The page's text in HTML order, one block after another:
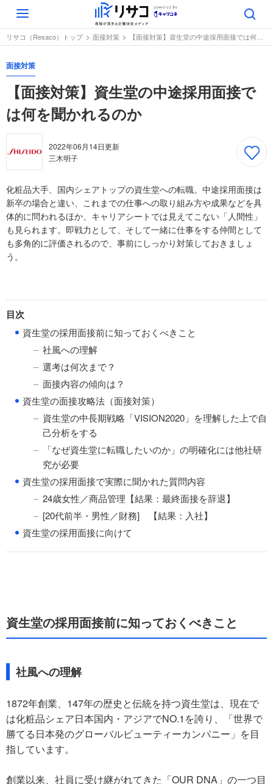
Toggle
navigation
リサコ（Resaco）トップ 面接対策 【面接対策】資生堂の中途採用面接では何を聞かれるのか
面接対策
【面接対策】資生堂の中途採用面接で
は何を聞かれるのか
2022年06月14日更新
三木明子
化粧品大手、国内シェアトップの資生堂への転職。中途採用面接は
新卒の場合と違い、これまでの仕事への取り組み方や成果などを具
体的に問われるほか、キャリアシートでは見えてこない「人間性」
も見られます。即戦力として、そして一緒に仕事をする仲間として
も多角的に評価されるので、事前にしっかり対策しておきましょ
う。
目次
● 資生堂の採用面接前に知っておくべきこと
社風への理解
選考は何次まで？
面接内容の傾向は？
● 資生堂の面接攻略法（面接対策）
資生堂の中長期戦略「VISION2020」を理解した上で自
己分析をする
「なぜ資生堂に転職したいのか」の明確化には他社研
究が必要
● 資生堂の採用面接で実際に聞かれた質問内容
24歳女性／商品管理【結果：最終面接を辞退】
[20代前半・男性／財務] 【結果：入社】
● 資生堂の採用面接に向けて
資生堂の採用面接前に知っておくべきこと
社風への理解
1872年創業、147年の歴史と伝統を持つ資生堂は、現在で
は化粧品シェア日本国内・アジアでNO.1を誇り、「世界で
勝てる日本発のグローバルビューティーカンパニー」を目
指しています。
創業以来、社員に受け継がれてきた「OUR DNA」の一つ目